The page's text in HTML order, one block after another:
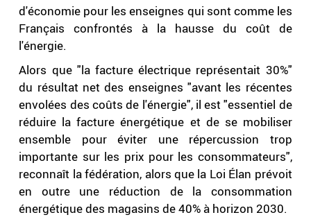
d'économie pour les enseignes qui sont comme les
Français confrontés à la hausse du coût de
l'énergie.
Alors que "la facture électrique représentait 30%"
du résultat net des enseignes "avant les récentes
envolées des coûts de l'énergie", il est "essentiel de
réduire la facture énergétique et de se mobiliser
ensemble pour éviter une répercussion trop
importante sur les prix pour les consommateurs",
reconnaît la fédération, alors que la Loi Élan prévoit
en outre une réduction de la consommation
énergétique des magasins de 40% à horizon 2030.